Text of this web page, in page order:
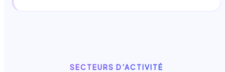
SECTEURS D'ACTIVITÉ